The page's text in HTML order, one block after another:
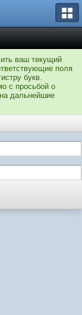
ваш текущий
поля
букв.
с просьбой о
дальнейшие